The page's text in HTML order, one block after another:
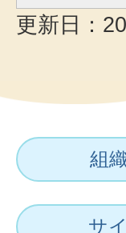
更新日：
組
サ